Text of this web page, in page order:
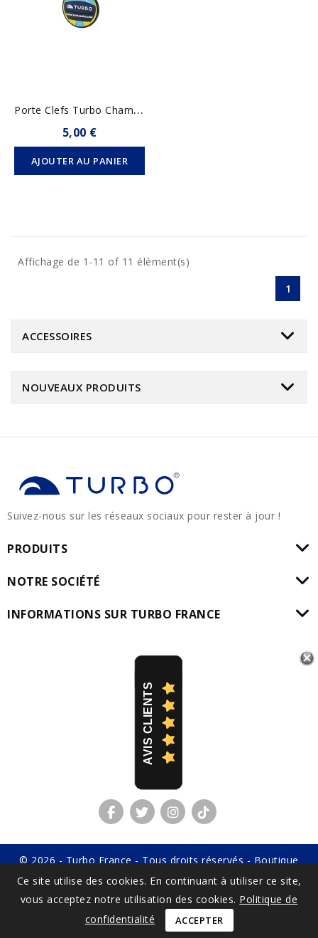
P
Orte Clefs Turbo Champion...
5,00 €
AJOUTER AU PANIER
Affichage de 1-11 of 11 élément(s)
1
ACCESSOIRES
NOUVEAUX PRODUITS
Suivez-nous sur les réseaux sociaux pour rester à jour !
PRODUITS
NOTRE SOCIÉTÉ
INFORMATIONS SUR TURBO FRANCE
Ce site utilise des cookies. En continuant à utiliser ce site,
vous acceptez notre utilisation des cookies. Politique de
confidentialité
ACCEPTER
AVIS CLIENTS
© 2026 - Turbo France - Tous droits réservés - Boutique
réalisée parOXIWIZ